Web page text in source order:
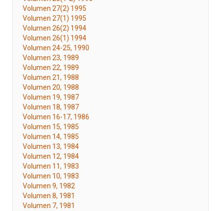
Volumen 27(2) 1995
Volumen 27(1) 1995
Volumen 26(2) 1994
Volumen 26(1) 1994
Volumen 24-25, 1990
Volumen 23, 1989
Volumen 22, 1989
Volumen 21, 1988
Volumen 20, 1988
Volumen 19, 1987
Volumen 18, 1987
Volumen 16-17, 1986
Volumen 15, 1985
Volumen 14, 1985
Volumen 13, 1984
Volumen 12, 1984
Volumen 11, 1983
Volumen 10, 1983
Volumen 9, 1982
Volumen 8, 1981
Volumen 7, 1981